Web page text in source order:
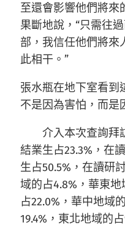
至還會影響他們將來
果斷地說，“只需往
部，我信任他們將來
此相干。”
張水瓶在地下室看到
不是因為害怕，而是
介入本次查詢拜
結業生占23.3%，在
生占50.5%，在讀研
域的占4.8%，華東地
占22.0%，華中地域
19.4%，東北地域的